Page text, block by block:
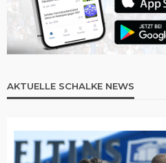
AKTUELLE SCHALKE NEWS